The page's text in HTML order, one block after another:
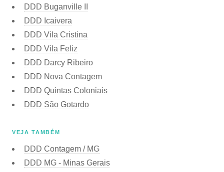
DDD Buganville II
DDD Icaivera
DDD Vila Cristina
DDD Vila Feliz
DDD Darcy Ribeiro
DDD Nova Contagem
DDD Quintas Coloniais
DDD São Gotardo
VEJA TAMBÉM
DDD Contagem / MG
DDD MG - Minas Gerais